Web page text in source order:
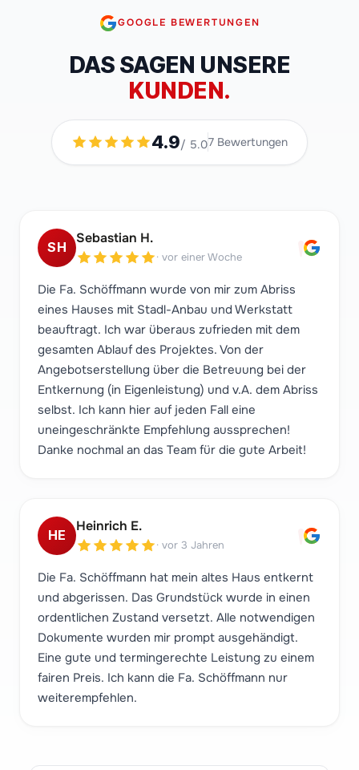
GOOGLE BEWERTUNGEN
DAS SAGEN UNSERE
KUNDEN.
4.9/ 5.07 Bewertungen
"
SH
Sebastian H.
· vor einer Woche
Die Fa. Schöffmann wurde von mir zum Abriss
eines Hauses mit Stadl-Anbau und Werkstatt
beauftragt. Ich war überaus zufrieden mit dem
gesamten Ablauf des Projektes. Von der
Angebotserstellung über die Betreuung bei der
Entkernung (in Eigenleistung) und v.A. dem Abriss
selbst. Ich kann hier auf jeden Fall eine
uneingeschränkte Empfehlung aussprechen!
Danke nochmal an das Team für die gute Arbeit!
"
HE
Heinrich E.
· vor 3 Jahren
Die Fa. Schöffmann hat mein altes Haus entkernt
und abgerissen. Das Grundstück wurde in einen
ordentlichen Zustand versetzt. Alle notwendigen
Dokumente wurden mir prompt ausgehändigt.
Eine gute und termingerechte Leistung zu einem
fairen Preis. Ich kann die Fa. Schöffmann nur
weiterempfehlen.